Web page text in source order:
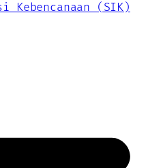
Kebencanaan (SIK)